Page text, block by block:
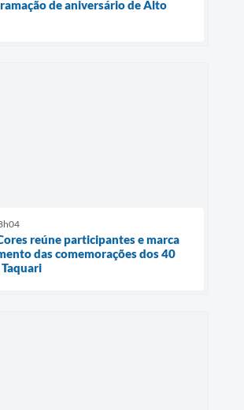
de aniversário de Alto
reúne participantes e marca
das comemorações dos 40